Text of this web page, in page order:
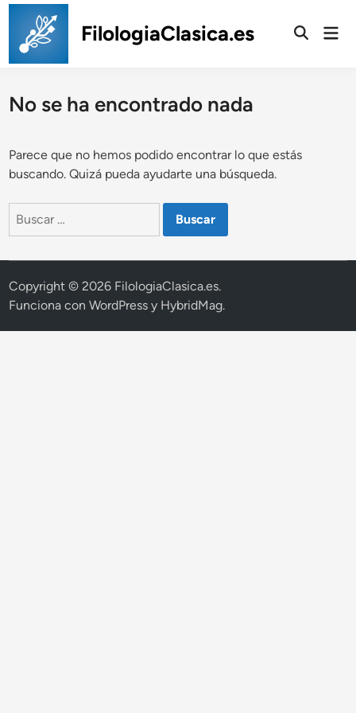
Saltar
contenido
FilologiaClasica.es
No se ha encontrado nada
Parece que no hemos podido encontrar lo que estás
buscando. Quizá pueda ayudarte una búsqueda.
Buscar:
Copyright © 2026 FilologiaClasica.es.
Funciona conWordPress y HybridMag.